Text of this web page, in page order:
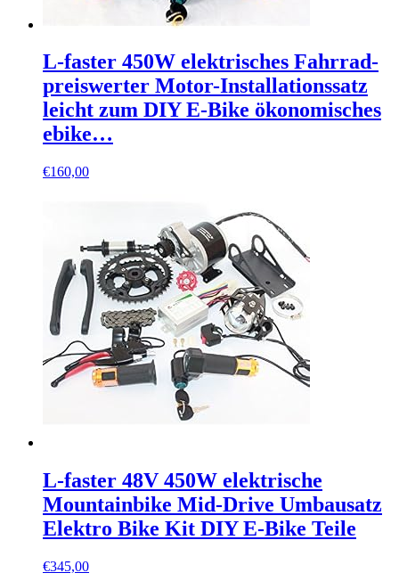
L-faster 450W elektrisches Fahrrad-
preiswerter Motor-Installationssatz
leicht zum DIY E-Bike ökonomisches
ebike…
€160,00
L-faster 48V 450W elektrische
Mountainbike Mid-Drive Umbausatz
Elektro Bike Kit DIY E-Bike Teile
€345,00